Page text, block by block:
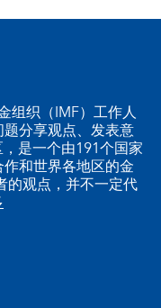
组织（IMF）工作人
分享观点、发表意
是一个由191个国家
和世界各地区的金
的观点，并不一定代